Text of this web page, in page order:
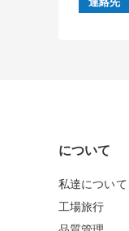
について
私達について
工場旅行